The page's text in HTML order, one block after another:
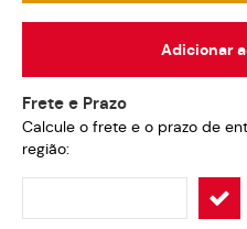
Adicionar
Frete e Prazo
Calcule o frete e o prazo de
região: